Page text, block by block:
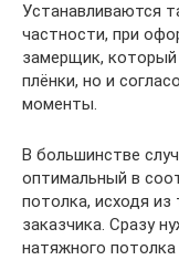
Устанавливаются
частности, при
замерщик,
плёнки, но и
моменты.
В большинстве
оптимальный в
потолка, исходя
заказчика. Сразу
натяжного